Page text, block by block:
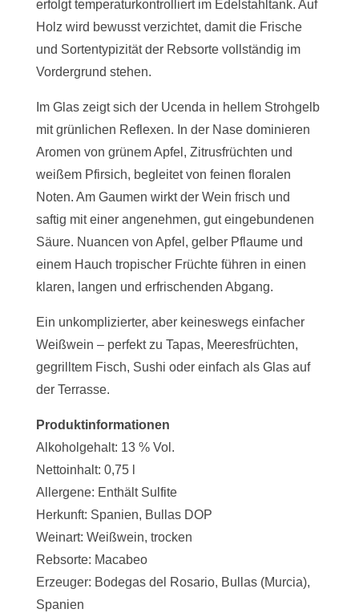
erfolgt temperaturkontrolliert im Edelstahltank. Auf
Holz wird bewusst verzichtet, damit die Frische
und Sortentypizität der Rebsorte vollständig im
Vordergrund stehen.
Im Glas zeigt sich der Ucenda in hellem Strohgelb
mit grünlichen Reflexen. In der Nase dominieren
Aromen von grünem Apfel, Zitrusfrüchten und
weißem Pfirsich, begleitet von feinen floralen
Noten. Am Gaumen wirkt der Wein frisch und
saftig mit einer angenehmen, gut eingebundenen
Säure. Nuancen von Apfel, gelber Pflaume und
einem Hauch tropischer Früchte führen in einen
klaren, langen und erfrischenden Abgang.
Ein unkomplizierter, aber keineswegs einfacher
Weißwein – perfekt zu Tapas, Meeresfrüchten,
gegrilltem Fisch, Sushi oder einfach als Glas auf
der Terrasse.
Produktinformationen
Alkoholgehalt: 13 % Vol.
Nettoinhalt: 0,75 l
Allergene: Enthält Sulfite
Herkunft: Spanien, BullasDOP
Weinart: Weißwein, trocken
Rebsorte: Macabeo
Erzeuger: Bodegas del Rosario, Bullas (Murcia),
Spanien